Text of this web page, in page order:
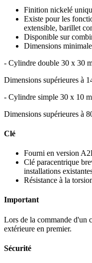
Finition nickelé
Existe pour les
extensible, barillet
Disponible sur
Dimensions
- Cylindre double 30 x 30
Dimensions supérieures à
- Cylindre simple 30 x 10
Dimensions supérieures à
Clé
Fourni en version
Clé paracentrique
installations
Résistance à la
Important
Lors de la commande d'un
extérieure en premier.
Sécurité